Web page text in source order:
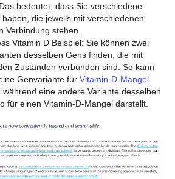
bedeutet, dass Sie verschiedene
die jeweils mit verschiedenen
Verbindung stehen.
Vitamin D Beispiel: Sie können zwei
desselben Gens finden, die mit
Zuständen verbunden sind. So kann
Genvariante für Vitamin-D-Mangel
während eine andere Variante desselben
für einen Vitamin-D-Mangel darstellt.